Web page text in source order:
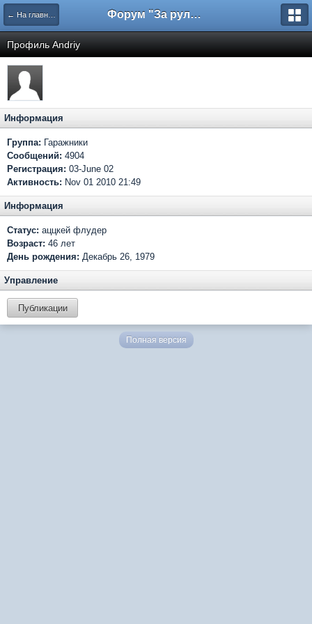
← На главную Форум "За рулем"
Профиль Andriy
Информация
Группа: Гаражники
Сообщений: 4904
Регистрация: 03-June 02
Активность: Nov 01 2010 21:49
Информация
Статус: аццкей флудер
Возраст: 46 лет
День рождения: Декабрь 26, 1979
Управление
Публикации
Полная версия